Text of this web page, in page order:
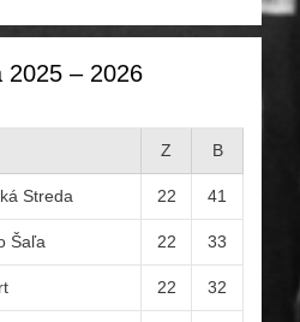
2025 – 2026
Z B
Streda 22 41
Šaľa 22 33
22 32